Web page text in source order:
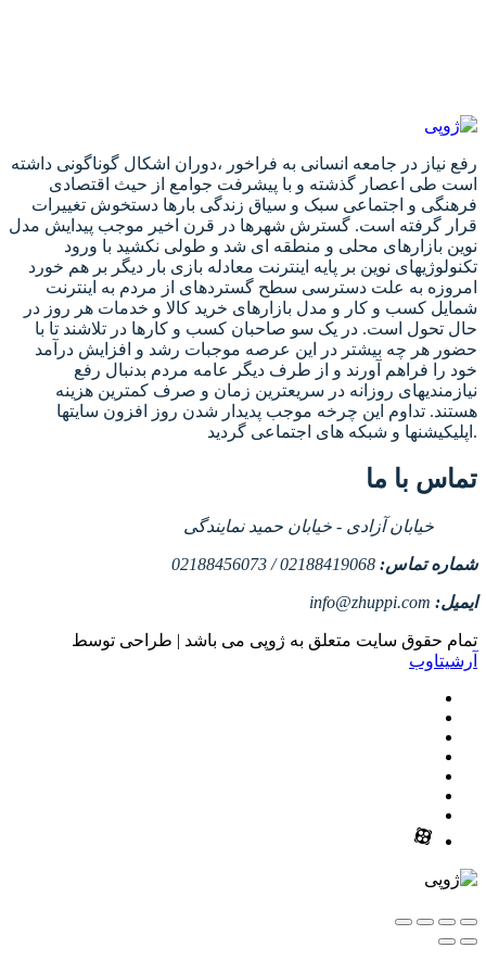
رفع نیاز در جامعه انسانی به فراخور ،دوران اشکال گوناگونی داشته
است طی اعصار گذشته و با پیشرفت جوامع از حیث اقتصادی
فرهنگی و اجتماعی سبک و سیاق زندگی بارها دستخوش تغییرات
قرار گرفته است. گسترش شهرها در قرن اخیر موجب پیدایش مدل
نوین بازارهای محلی و منطقه ای شد و طولی نکشید با ورود
تکنولوژیهای نوین بر پایه اینترنت معادله بازی بار دیگر بر هم خورد
امروزه به علت دسترسی سطح گستردهای از مردم به اینترنت
شمایل کسب و کار و مدل بازارهای خرید کالا و خدمات هر روز در
حال تحول است. در یک سو صاحبان کسب و کارها در تلاشند تا با
حضور هر چه بیشتر در این عرصه موجبات رشد و افزایش درآمد
خود را فراهم آورند و از طرف دیگر عامه مردم بدنبال رفع
نیازمندیهای روزانه در سریعترین زمان و صرف کمترین هزینه
هستند. تداوم این چرخه موجب پدیدار شدن روز افزون سایتها
تماس با ما
خیابان آزادی - خیابان حمید نمایندگی
شماره تماس: 02188419068 / 02188456073
ایمیل: info@zhuppi.com
تمام حقوق سایت متعلق به ژوپی می باشد | طراحی توسط
آرشیتاوب